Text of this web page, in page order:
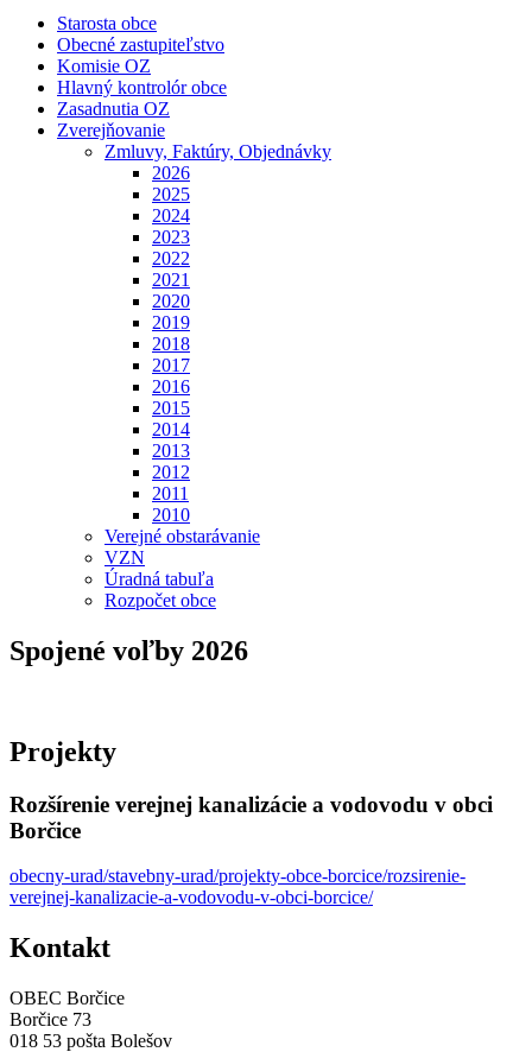
Starosta obce
Obecné zastupiteľstvo
Komisie OZ
Hlavný kontrolór obce
Zasadnutia OZ
Zverejňovanie
Zmluvy, Faktúry, Objednávky
2026
2025
2024
2023
2022
2021
2020
2019
2018
2017
2016
2015
2014
2013
2012
2011
2010
Verejné obstarávanie
VZN
Úradná tabuľa
Rozpočet obce
Spojené voľby 2026
Projekty
Rozšírenie verejnej kanalizácie a vodovodu v obci
Borčice
obecny-urad/stavebny-urad/projekty-obce-borcice/rozsirenie-
verejnej-kanalizacie-a-vodovodu-v-obci-borcice/
Kontakt
OBEC Borčice
Borčice 73
018 53 pošta Bolešov